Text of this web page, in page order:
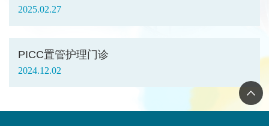
2025.02.27
PICC置管护理门诊
2024.12.02